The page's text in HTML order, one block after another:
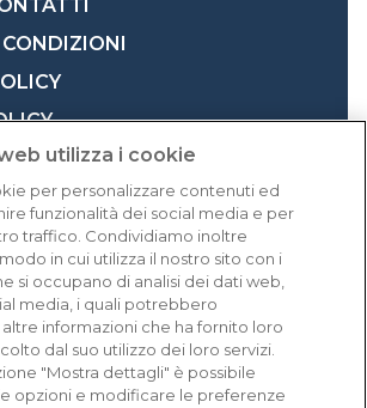
RAEE
noi
verificati
utilizza i cookie
per personalizzare contenuti ed
funzionalità dei social media e per
traffico. Condividiamo inoltre
in cui utilizza il nostro sito con i
si occupano di analisi dei dati web,
media, i quali potrebbero
informazioni che ha fornito loro
dal suo utilizzo dei loro servizi.
"Mostra dettagli" è possibile
opzioni e modificare le preferenze